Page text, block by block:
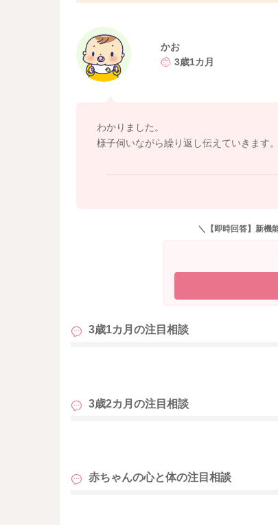
少しでも参考になれば幸いです。
よろしくお願いします。
かお
3歳1カ月
わかりました。
様子伺いながら繰り返し伝えていきます
＼【即時回答】新機
3歳1カ月の注目相談
3歳2カ月の注目相談
赤ちゃんの心と体の注目相談